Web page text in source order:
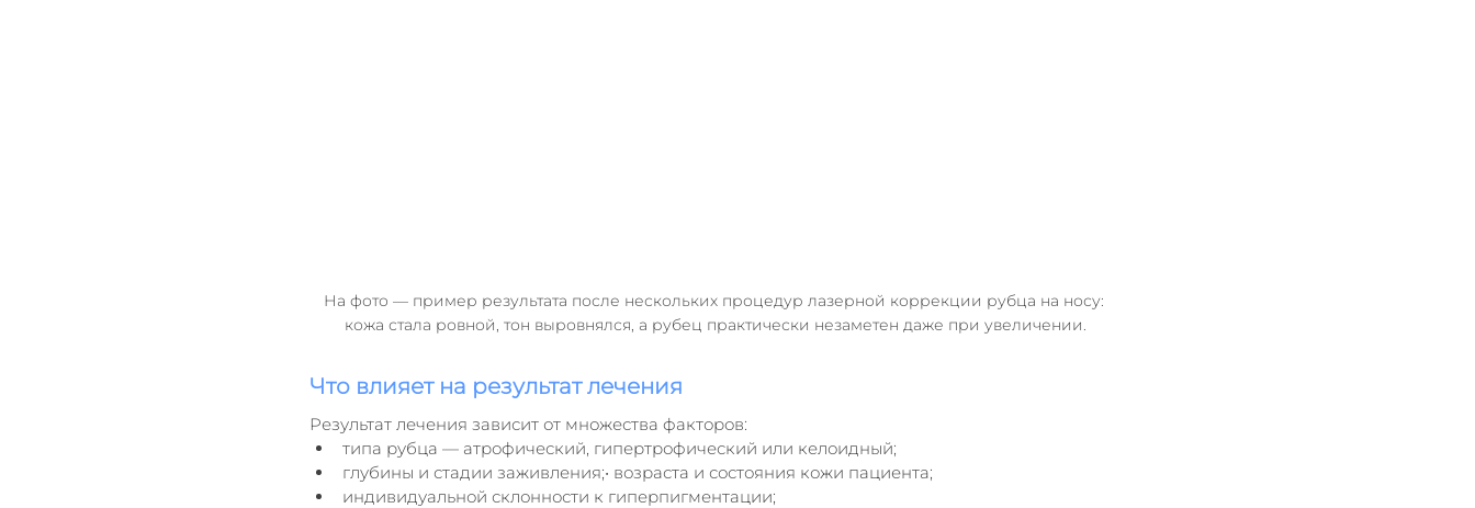
На фото — пример результата после нескольких процедур лазерной коррекции рубца на носу:
кожа стала ровной, тон выровнялся, а рубец практически незаметен даже при увеличении.
Что влияет на результат лечения
Результат лечения зависит от множества факторов:
типа рубца — атрофический, гипертрофический или келоидный;
глубины и стадии заживления;• возраста и состояния кожи пациента;
индивидуальной склонности к гиперпигментации;